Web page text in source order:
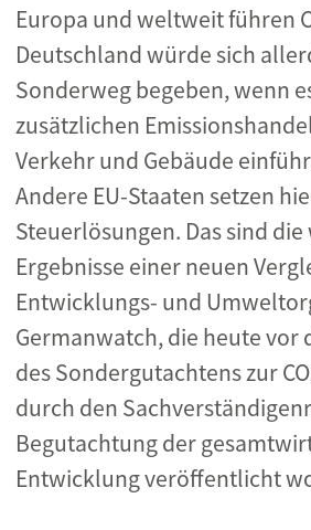
Europa und weltweit führen
Deutschland würde sich
Sonderweg begeben, wenn
zusätzlichen
Verkehr und Gebäude
Andere EU-Staaten setzen
Steuerlösungen. Das sind
Ergebnisse einer neuen
Entwicklungs- und
Germanwatch, die heute vor
des Sondergutachtens zur
durch den
Begutachtung der
Entwicklung veröffentlicht